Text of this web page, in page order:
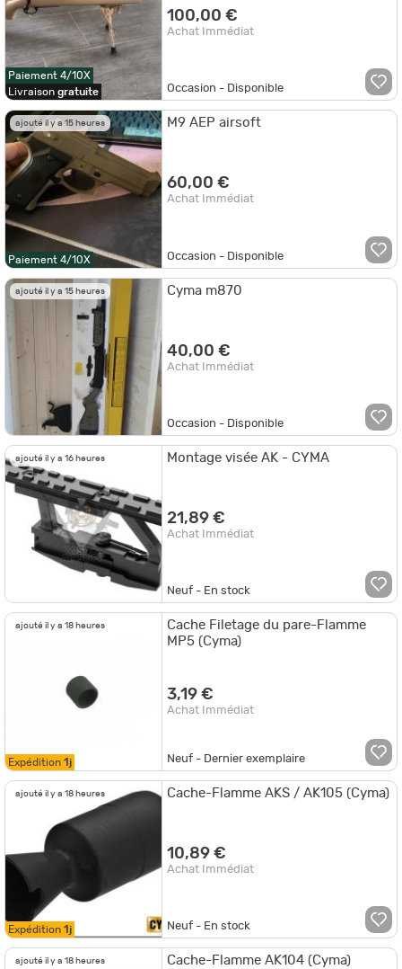
Paiement 4/10X
Livraison gratuite
100,00 €
Achat Immédiat
Occasion - Disponible
ajouté il y a 15 heures
Paiement 4/10X
M9 AEP airsoft
60,00 €
Achat Immédiat
Occasion - Disponible
ajouté il y a 15 heures Cyma m870
40,00 €
Achat Immédiat
Occasion - Disponible
ajouté il y a 16 heures Montage visée AK - CYMA
21,89 €
Achat Immédiat
Neuf - En stock
ajouté il y a 18 heures
Expédition 1j
Cache Filetage du pare-Flamme
MP5 (Cyma)
3,19 €
Achat Immédiat
Neuf - Dernier exemplaire
ajouté il y a 18 heures
Expédition 1j
Cache-Flamme AKS / AK105 (Cyma)
10,89 €
Achat Immédiat
Neuf - En stock
ajouté il y a 18 heures Cache-Flamme AK104 (Cyma)